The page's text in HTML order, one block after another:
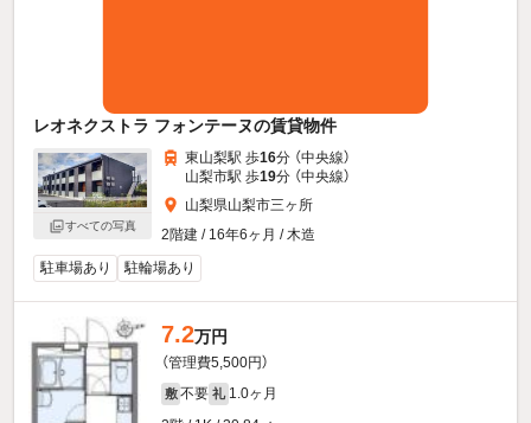
レオネクストラ フォンテーヌの賃貸物件
すべての写真
東山梨駅 歩16分 （中央線）
山梨市駅 歩19分 （中央線）
山梨県山梨市三ヶ所
2階建 / 16年6ヶ月 / 木造
駐車場あり
駐輪場あり
7.2万円
（管理費5,500円）
敷 不要 礼 1.0ヶ月